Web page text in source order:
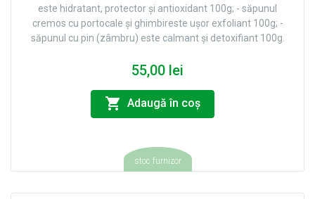
este hidratant, protector și antioxidant 100g; - săpunul
cremos cu portocale și ghimbireste ușor exfoliant 100g; -
săpunul cu pin (zâmbru) este calmant și detoxifiant 100g.
55,00 lei
Adaugă în coş
stoc furnizor